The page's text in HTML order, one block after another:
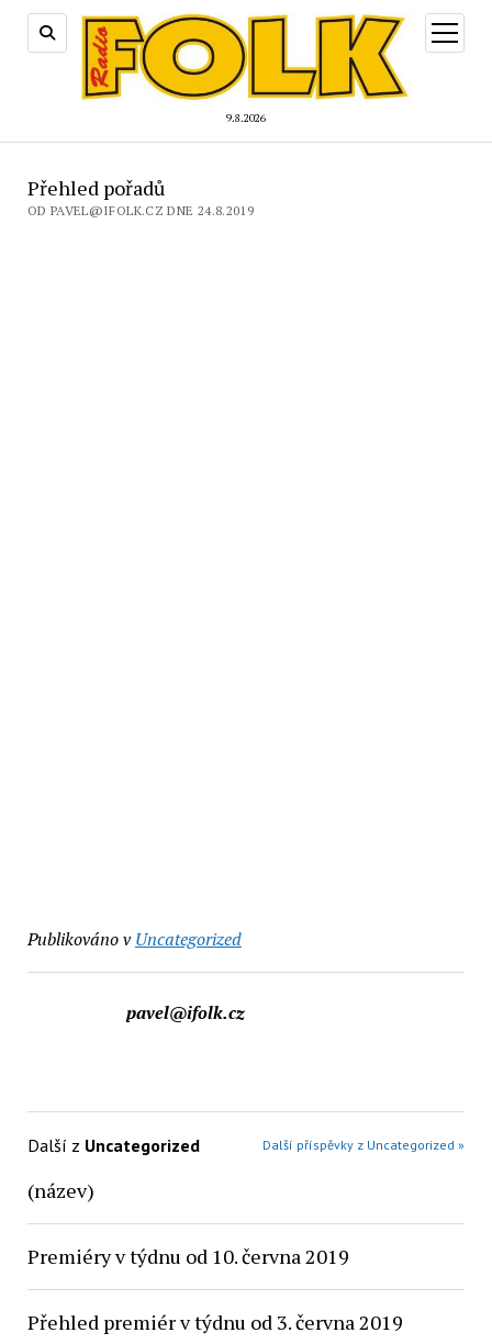
9.8.2026
otevřít
menu
Přehled pořadů
OD PAVEL@IFOLK.CZ DNE 24.8.2019
Publikováno v Uncategorized
pavel@ifolk.cz
Další z Uncategorized Další příspěvky z Uncategorized »
(název)
Premiéry v týdnu od 10. června 2019
Přehled premiér v týdnu od 3. června 2019